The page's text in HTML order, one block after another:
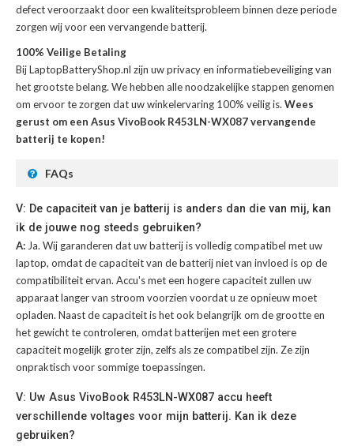
defect veroorzaakt door een kwaliteitsprobleem binnen deze periode
zorgen wij voor een vervangende batterij.
100% Veilige Betaling
Bij LaptopBatteryShop.nl zijn uw privacy en informatiebeveiliging van
het grootste belang. We hebben alle noodzakelijke stappen genomen
om ervoor te zorgen dat uw winkelervaring 100% veilig is. Wees
gerust om een Asus VivoBook R453LN-WX087 vervangende
batterij te kopen!
FAQs
V: De capaciteit van je batterij is anders dan die van mij, kan
ik de jouwe nog steeds gebruiken?
A: Ja. Wij garanderen dat uw batterij is volledig compatibel met uw
laptop, omdat de capaciteit van de batterij niet van invloed is op de
compatibiliteit ervan. Accu's met een hogere capaciteit zullen uw
apparaat langer van stroom voorzien voordat u ze opnieuw moet
opladen. Naast de capaciteit is het ook belangrijk om de grootte en
het gewicht te controleren, omdat batterijen met een grotere
capaciteit mogelijk groter zijn, zelfs als ze compatibel zijn. Ze zijn
onpraktisch voor sommige toepassingen.
V: Uw Asus VivoBook R453LN-WX087 accu heeft
verschillende voltages voor mijn batterij. Kan ik deze
gebruiken?